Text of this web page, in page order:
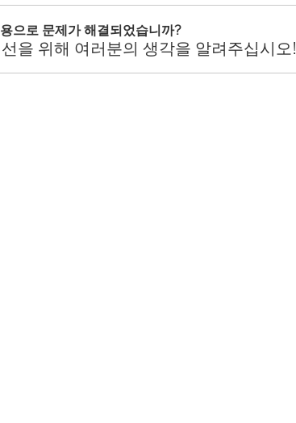
으로 문제가 해결되었습니까?
을 위해 여러분의 생각을 알려주십시오!